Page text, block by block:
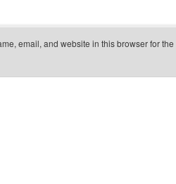
email, and website in this browser for